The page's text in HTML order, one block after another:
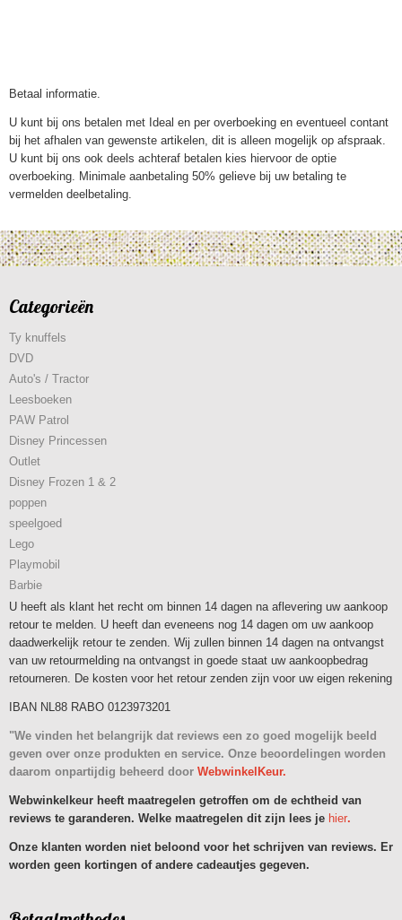
Betaal informatie.
U kunt bij ons betalen met Ideal en per overboeking en eventueel contant
bij het afhalen van gewenste artikelen, dit is alleen mogelijk op afspraak.
U kunt bij ons ook deels achteraf betalen kies hiervoor de optie
overboeking. Minimale aanbetaling 50% gelieve bij uw betaling te
vermelden deelbetaling.
Categorieën
Ty knuffels
DVD
Auto's / Tractor
Leesboeken
PAW Patrol
Disney Princessen
Outlet
Disney Frozen 1 & 2
poppen
speelgoed
Lego
Playmobil
Barbie
U heeft als klant het recht om binnen 14 dagen na aflevering uw aankoop
retour te melden. U heeft dan eveneens nog 14 dagen om uw aankoop
daadwerkelijk retour te zenden. Wij zullen binnen 14 dagen na ontvangst
van uw retourmelding na ontvangst in goede staat uw aankoopbedrag
retourneren. De kosten voor het retour zenden zijn voor uw eigen rekening
IBAN NL88 RABO 0123973201
"We vinden het belangrijk dat reviews een zo goed mogelijk beeld
geven over onze produkten en service. Onze beoordelingen worden
daarom onpartijdig beheerd door WebwinkelKeur.
Webwinkelkeur heeft maatregelen getroffen om de echtheid van
reviews te garanderen. Welke maatregelen dit zijn lees je hier.
Onze klanten worden niet beloond voor het schrijven van reviews. Er
worden geen kortingen of andere cadeautjes gegeven.